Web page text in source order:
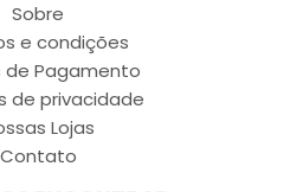
Sobre
e condições
de Pagamento
de privacidade
Lojas
Contato